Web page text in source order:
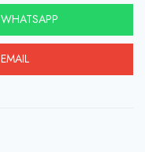
WHATSAPP
EMAIL